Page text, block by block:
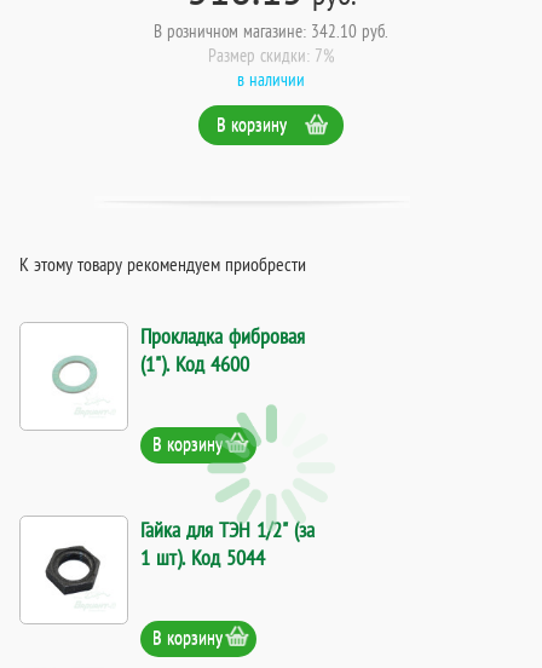
В розничном магазине: 342.10 руб.
Размер скидки: 7%
в наличии
В корзину
К этому товару рекомендуем приобрести
Прокладка фибровая
(1"). Код 4600
В корзину
Гайка для ТЭН 1/2" (за
1 шт). Код 5044
В корзину